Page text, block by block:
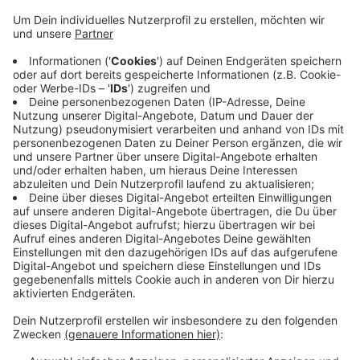
Anzeige
Diesen Appell haben jetzt NRW-Ministerpräsident
Laschet und der niederländische Regierungschef
Rutte an die Bürger auch in Nordrhein-Westfalen
gerichtet. Jetzt sei noch nicht die Zeit, ohne Buchung
einfach in den Urlaub zu fahren, sagte Laschet in einer
Videoschalte mit Rutte. Rutte bat die Bürger in NRW,
an Pfingsten nicht einfach auf gut Glück in die
Niederlande zu kommen. Man müsse weiter vorsichtig
bleiben.
Anzeige